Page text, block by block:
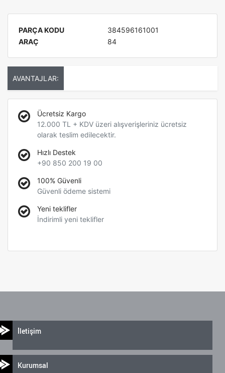
PARÇA KODU
384596161001
ARAÇ
84
AVANTAJLAR:
Ücretsiz Kargo
12.000 TL + KDV üzeri alışverişleriniz ücretsiz
olarak teslim edilecektir.
Hızlı Destek
+90 850 200 19 00
100% Güvenli
Güvenli ödeme sistemi
Yeni teklifler
İndirimli yeni teklifler
İletişim
Kurumsal